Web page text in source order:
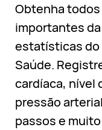
Obtenha
importantes
estatísticas do
Saúde.
cardíaca, nível
pressão
passos e